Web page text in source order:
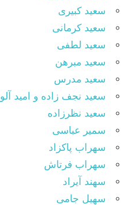
سعید کبیری
سعید کرمانی
سعید لطفی
سعید مبرهن
سعید مدرس
سعید نجف زاده و امید آلو
سعید نظرزاده
سمیر عباسی
سهراب پاکزاد
سهراب فرتاش
سهند آیراد
سهیل جامی